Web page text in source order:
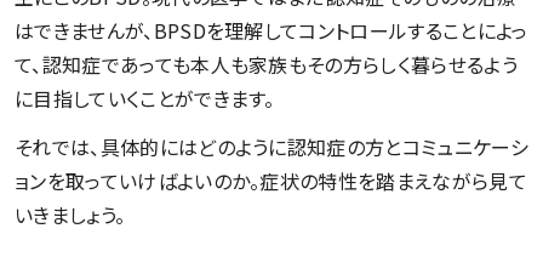
はできませんが、BPSDを理解してコントロールすることによっ
て、認知症であっても本人も家族もその方らしく暮らせるよう
に目指していくことができます。
それでは、具体的にはどのように認知症の方とコミュニケーシ
ョンを取っていけばよいのか。症状の特性を踏まえながら見て
いきましょう。